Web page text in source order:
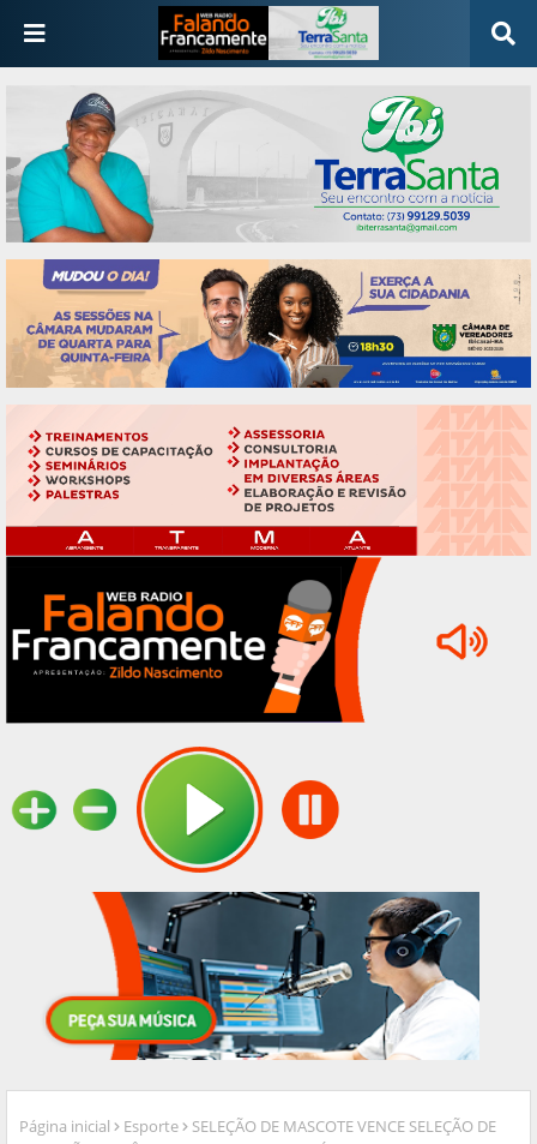
Página inicial Esporte
SELEÇÃO DE MASCOTE VENCE SELEÇÃO DE